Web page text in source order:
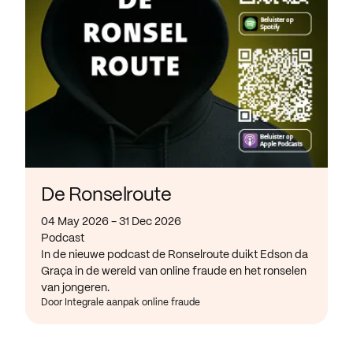
De Ronselroute
04 May 2026 - 31 Dec 2026
Podcast
In de nieuwe podcast de Ronselroute duikt Edson da
Graça in de wereld van online fraude en het ronselen
van jongeren.
Door Integrale aanpak online fraude